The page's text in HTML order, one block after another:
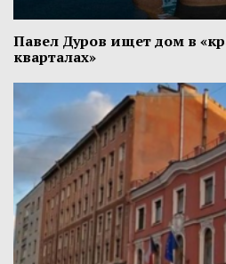
Павел Дуров ищет дом в
кварталах»